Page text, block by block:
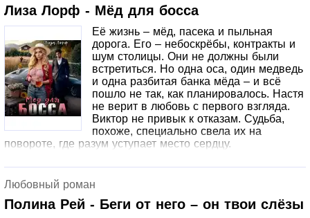
Лиза Лорф - Мёд для босса
Её жизнь – мёд, пасека и пыльная
дорога. Его – небоскрёбы, контракты и
шум столицы. Они не должны были
встретиться. Но одна оса, один медведь
и одна разбитая банка мёда – и всё
пошло не так, как планировалось. Настя
не верит в любовь с первого взгляда.
Виктор не привык к отказам. Судьба,
похоже, специально свела их на
повороте, где разум уступает место сердцу.
Любовный роман
Полина Рей - Беги от него – он твои слёзы